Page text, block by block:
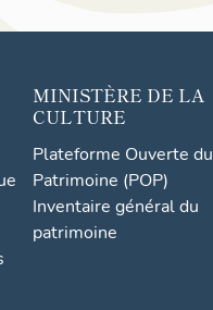
MINISTÈRE DE LA
CULTURE
Plateforme Ouverte du
Patrimoine (POP)
Inventaire général du
patrimoine